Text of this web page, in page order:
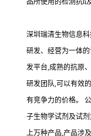
品所使用的检测抗ti
深圳瑞清生物信息
研发、经营为一体
发平台,成熟的抗原
研发团队,可以有效
有竞争力的价格。
子生物学试剂及试
上万种产品,产品涉